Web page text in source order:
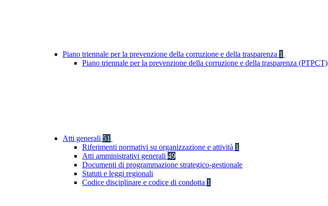
Piano triennale per la prevenzione della corruzione e della trasparenza 1
Piano triennale per la prevenzione della corruzione e della trasparenza (PTPCT)
Atti generali 51
Riferimenti normativi su organizzazione e attività 1
Atti amministrativi generali 49
Documenti di programmazione strategico-gestionale
Statuti e leggi regionali
Codice disciplinare e codice di condotta 1